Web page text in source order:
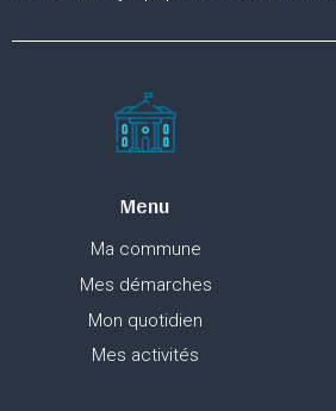
Menu
Ma commune
Mes démarches
Mon quotidien
Mes activités